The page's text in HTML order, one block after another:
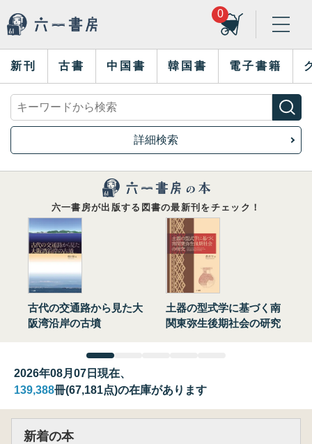
0
新刊 古書 中国書 韓国書 電子書籍
詳細検索
六一書房が出版する図書の最新刊をチェック！
古代の交通路から見た大
阪湾沿岸の古墳
土器の型式学に基づく南
関東弥生後期社会の研究
2026年08月07日現在、
139,388冊(67,181点)の在庫があります
新着の本